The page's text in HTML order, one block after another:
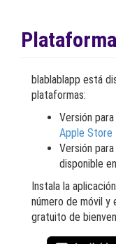
blablablapp está
plataformas:
Versión
Apple Store
Versión
disponible en
Instala la
número de móvil
gratuito de